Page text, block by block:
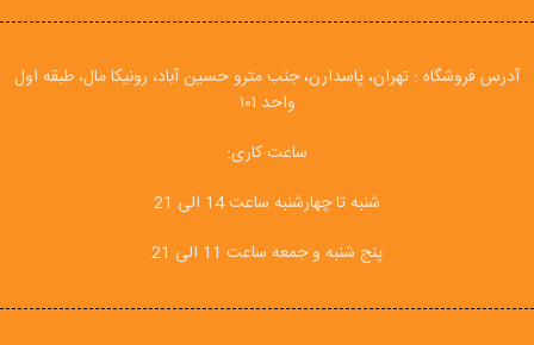
آدرس فروشگاه : تهران، پاسدارن، جنب مترو حسین آباد، رونیکا مال، طبقه اول
واحد ۱۰۱
ساعت کاری:
شنبه تا چهارشنبه ساعت 14 الی 21
پنج شنبه و جمعه ساعت 11 الی 21